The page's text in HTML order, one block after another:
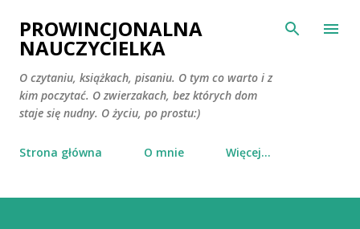
Przejdź do głównej zawartości
PROWINCJONALNA
NAUCZYCIELKA
O czytaniu, książkach, pisaniu. O tym co warto i z
kim poczytać. O zwierzakach, bez których dom
staje się nudny. O życiu, po prostu:)
Strona główna O mnie Więcej…